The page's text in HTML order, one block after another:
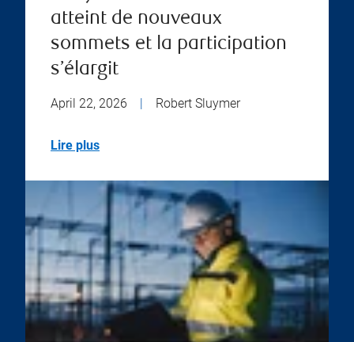
atteint de nouveaux
sommets et la participation
s’élargit
April 22, 2026 | Robert Sluymer
Lire plus